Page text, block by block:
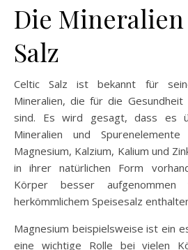
Die
Salz
Celtic Salz ist bekannt für
Mineralien, die für die
sind. Es wird gesagt, dass es
Mineralien und Spurenelemente
Magnesium, Kalzium, Kalium und
in ihrer natürlichen Form
Körper besser
herkömmlichem Speisesalz
Magnesium beispielsweise ist ein
eine wichtige Rolle bei vielen